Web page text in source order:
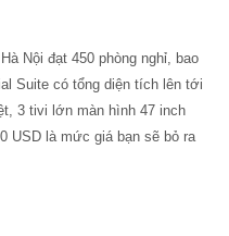
Nội đạt 450 phòng nghỉ, bao
Suite có tổng diện tích lên tới
3 tivi lớn màn hình 47 inch
USD là mức giá bạn sẽ bỏ ra